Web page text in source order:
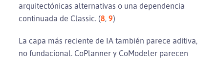
arquitectónicas alternativas o una dependencia
continuada de Classic. (8, 9)
La capa más reciente de IA también parece aditiva,
no fundacional. CoPlanner y CoModeler parecen